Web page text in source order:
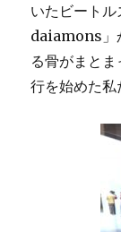
いたビート
daiamons」
る骨がまと
行を始めた私